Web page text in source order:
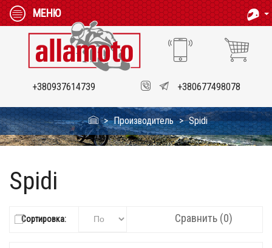
МЕНЮ
+380937614739 +380677498078
Производитель Spidi
Spidi
Сортировка: Сравнить (0)